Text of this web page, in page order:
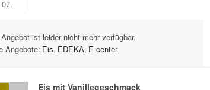
ist leider nicht mehr verfügbar.
Angebote: Eis, EDEKA, E center
Eis mit Vanillegeschmack